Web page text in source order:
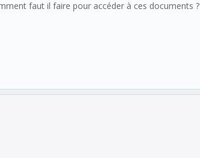
faut il faire pour accéder à ces documents ?